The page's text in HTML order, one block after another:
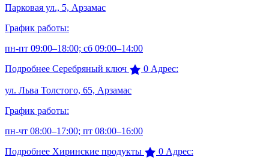
Парковая ул., 5, Арзамас
График работы:
пн-пт 09:00–18:00; сб 09:00–14:00
Подробнее Серебряный ключ 0 Адрес:
ул. Льва Толстого, 65, Арзамас
График работы:
пн-чт 08:00–17:00; пт 08:00–16:00
Подробнее Хиринские продукты 0 Адрес: